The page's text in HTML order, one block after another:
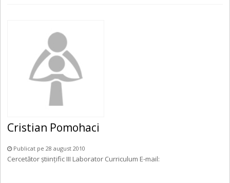
Cristian Pomohaci
Publicat pe 28 august 2010
Cercetător ştiinţific III Laborator Curriculum E-mail: